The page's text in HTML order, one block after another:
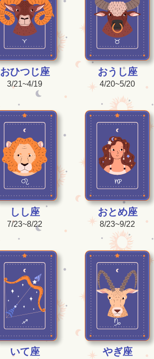
おひつじ座
3/21~4/19
おうし座
4/20~5/20
しし座
7/23~8/22
おとめ座
8/23~9/22
いて座 やぎ座